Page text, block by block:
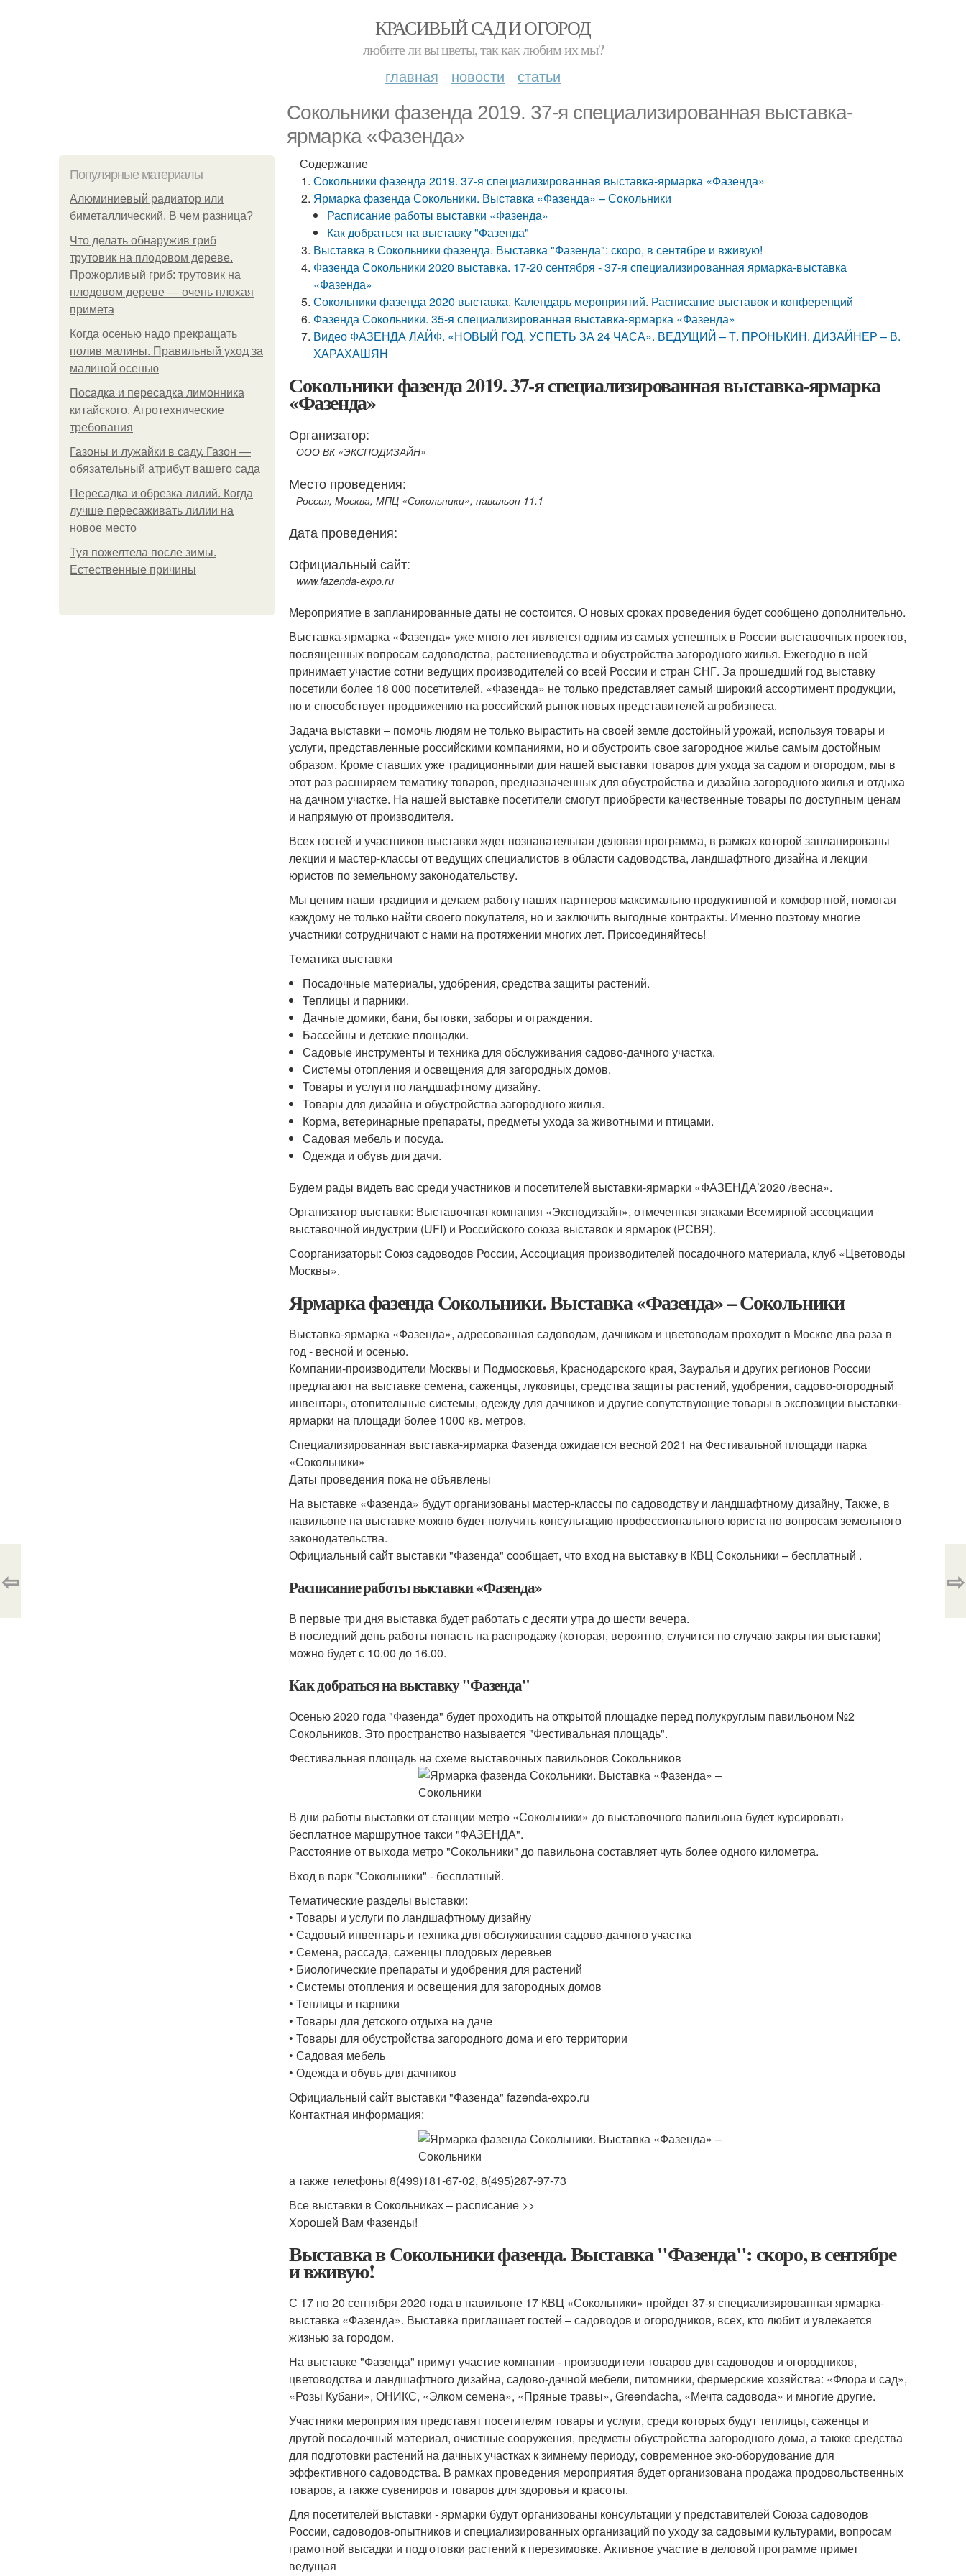
КРАСИВЫЙ САД И ОГОРОД
любите ли вы цветы, так как любим их мы?
главная новости статьи
Сокольники фазенда 2019. 37-я специализированная выставка-
ярмарка «Фазенда»
Популярные материалы
Алюминиевый радиатор или
биметаллический. В чем разница?
Что делать обнаружив гриб
трутовик на плодовом дереве.
Прожорливый гриб: трутовик на
плодовом дереве — очень плохая
примета
Когда осенью надо прекращать
полив малины. Правильный уход за
малиной осенью
Посадка и пересадка лимонника
китайского. Агротехнические
требования
Газоны и лужайки в саду. Газон —
обязательный атрибут вашего сада
Пересадка и обрезка лилий. Когда
лучше пересаживать лилии на
новое место
Туя пожелтела после зимы.
Естественные причины
Содержание
Сокольники фазенда 2019. 37-я специализированная выставка-ярмарка «Фазенда»
Ярмарка фазенда Сокольники. Выставка «Фазенда» – Сокольники
Расписание работы выставки «Фазенда»
Как добраться на выставку "Фазенда"
Выставка в Сокольники фазенда. Выставка "Фазенда": скоро, в сентябре и вживую!
Фазенда Сокольники 2020 выставка. 17-20 сентября - 37-я специализированная ярмарка-выставка
«Фазенда»
Сокольники фазенда 2020 выставка. Календарь мероприятий. Расписание выставок и конференций
Фазенда Сокольники. 35-я специализированная выставка-ярмарка «Фазенда»
Видео ФАЗЕНДА ЛАЙФ. «НОВЫЙ ГОД. УСПЕТЬ ЗА 24 ЧАСА». ВЕДУЩИЙ – Т. ПРОНЬКИН. ДИЗАЙНЕР – В.
ХАРАХАШЯН
Сокольники фазенда 2019. 37-я специализированная выставка-ярмарка
«Фазенда»
Организатор:
ООО ВК «ЭКСПОДИЗАЙН»
Место проведения:
Россия, Москва, МПЦ «Сокольники», павильон 11.1
Дата проведения:
Официальный сайт:
www.fazenda-expo.ru
Мероприятие в запланированные даты не состоится. О новых сроках проведения будет сообщено дополнительно.
Выставка-ярмарка «Фазенда» уже много лет является одним из самых успешных в России выставочных проектов,
посвященных вопросам садоводства, растениеводства и обустройства загородного жилья. Ежегодно в ней
принимает участие сотни ведущих производителей со всей России и стран СНГ. За прошедший год выставку
посетили более 18 000 посетителей. «Фазенда» не только представляет самый широкий ассортимент продукции,
но и способствует продвижению на российский рынок новых представителей агробизнеса.
Задача выставки – помочь людям не только вырастить на своей земле достойный урожай, используя товары и
услуги, представленные российскими компаниями, но и обустроить свое загородное жилье самым достойным
образом. Кроме ставших уже традиционными для нашей выставки товаров для ухода за садом и огородом, мы в
этот раз расширяем тематику товаров, предназначенных для обустройства и дизайна загородного жилья и отдыха
на дачном участке. На нашей выставке посетители смогут приобрести качественные товары по доступным ценам
и напрямую от производителя.
Всех гостей и участников выставки ждет познавательная деловая программа, в рамках которой запланированы
лекции и мастер-классы от ведущих специалистов в области садоводства, ландшафтного дизайна и лекции
юристов по земельному законодательству.
Мы ценим наши традиции и делаем работу наших партнеров максимально продуктивной и комфортной, помогая
каждому не только найти своего покупателя, но и заключить выгодные контракты. Именно поэтому многие
участники сотрудничают с нами на протяжении многих лет. Присоединяйтесь!
Тематика выставки
Посадочные материалы, удобрения, средства защиты растений.
Теплицы и парники.
Дачные домики, бани, бытовки, заборы и ограждения.
Бассейны и детские площадки.
Садовые инструменты и техника для обслуживания садово-дачного участка.
Системы отопления и освещения для загородных домов.
Товары и услуги по ландшафтному дизайну.
Товары для дизайна и обустройства загородного жилья.
Корма, ветеринарные препараты, предметы ухода за животными и птицами.
Садовая мебель и посуда.
Одежда и обувь для дачи.
Будем рады видеть вас среди участников и посетителей выставки-ярмарки «ФАЗЕНДА’2020 /весна».
Организатор выставки: Выставочная компания «Эксподизайн», отмеченная знаками Всемирной ассоциации
выставочной индустрии (UFI) и Российского союза выставок и ярмарок (РСВЯ).
Соорганизаторы: Союз садоводов России, Ассоциация производителей посадочного материала, клуб «Цветоводы
Москвы».
Ярмарка фазенда Сокольники. Выставка «Фазенда» – Сокольники
Выставка-ярмарка «Фазенда», адресованная садоводам, дачникам и цветоводам проходит в Москве два раза в
год - весной и осенью.
Компании-производители Москвы и Подмосковья, Краснодарского края, Зауралья и других регионов России
предлагают на выставке семена, саженцы, луковицы, средства защиты растений, удобрения, садово-огородный
инвентарь, отопительные системы, одежду для дачников и другие сопутствующие товары в экспозиции выставки-
ярмарки на площади более 1000 кв. метров.
Специализированная выставка-ярмарка Фазенда ожидается весной 2021 на Фестивальной площади парка
«Сокольники»
Даты проведения пока не объявлены
На выставке «Фазенда» будут организованы мастер-классы по садоводству и ландшафтному дизайну, Также, в
павильоне на выставке можно будет получить консультацию профессионального юриста по вопросам земельного
законодательства.
Официальный сайт выставки "Фазенда" сообщает, что вход на выставку в КВЦ Сокольники – бесплатный .
Расписание работы выставки «Фазенда»
В первые три дня выставка будет работать с десяти утра до шести вечера.
В последний день работы попасть на распродажу (которая, вероятно, случится по случаю закрытия выставки)
можно будет с 10.00 до 16.00.
Как добраться на выставку "Фазенда"
Осенью 2020 года "Фазенда" будет проходить на открытой площадке перед полукруглым павильоном №2
Сокольников. Это пространство называется "Фестивальная площадь".
Фестивальная площадь на схеме выставочных павильонов Сокольников
В дни работы выставки от станции метро «Сокольники» до выставочного павильона будет курсировать
бесплатное маршрутное такси "ФАЗЕНДА".
Расстояние от выхода метро "Сокольники" до павильона составляет чуть более одного километра.
Вход в парк "Сокольники" - бесплатный.
Тематические разделы выставки:
• Товары и услуги по ландшафтному дизайну
• Садовый инвентарь и техника для обслуживания садово-дачного участка
• Семена, рассада, саженцы плодовых деревьев
• Биологические препараты и удобрения для растений
• Системы отопления и освещения для загородных домов
• Теплицы и парники
• Товары для детского отдыха на даче
• Товары для обустройства загородного дома и его территории
• Садовая мебель
• Одежда и обувь для дачников
Официальный сайт выставки "Фазенда" fazenda-expo.ru
Контактная информация:
а также телефоны 8(499)181-67-02, 8(495)287-97-73
Все выставки в Сокольниках – расписание >>
Хорошей Вам Фазенды!
Выставка в Сокольники фазенда. Выставка "Фазенда": скоро, в сентябре
и вживую!
С 17 по 20 сентября 2020 года в павильоне 17 КВЦ «Сокольники» пройдет 37-я специализированная ярмарка-
выставка «Фазенда». Выставка приглашает гостей – садоводов и огородников, всех, кто любит и увлекается
жизнью за городом.
На выставке "Фазенда" примут участие компании - производители товаров для садоводов и огородников,
цветоводства и ландшафтного дизайна, садово-дачной мебели, питомники, фермерские хозяйства: «Флора и сад»,
«Розы Кубани», ОНИКС, «Элком семена», «Пряные травы», Greendacha, «Мечта садовода» и многие другие.
Участники мероприятия представят посетителям товары и услуги, среди которых будут теплицы, саженцы и
другой посадочный материал, очистные сооружения, предметы обустройства загородного дома, а также средства
для подготовки растений на дачных участках к зимнему периоду, современное эко-оборудование для
эффективного садоводства. В рамках проведения мероприятия будет организована продажа продовольственных
товаров, а также сувениров и товаров для здоровья и красоты.
Для посетителей выставки - ярмарки будут организованы консультации у представителей Союза садоводов
России, садоводов-опытников и специализированных организаций по уходу за садовыми культурами, вопросам
грамотной высадки и подготовки растений к перезимовке. Активное участие в деловой программе примет
ведущая
⇦ ⇨